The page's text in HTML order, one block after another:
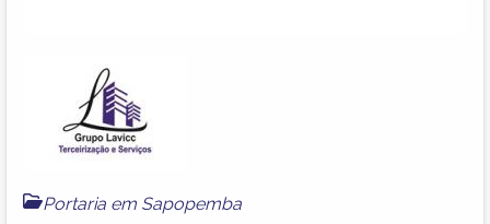
Portaria em Sapopemba